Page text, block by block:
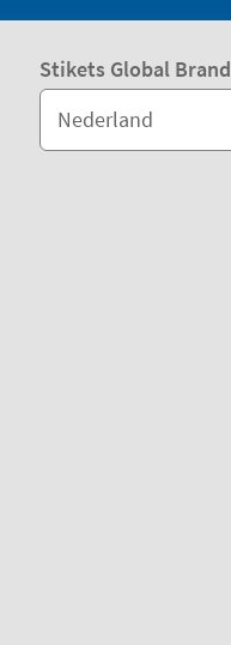
Stikets Global Brand
Nederland